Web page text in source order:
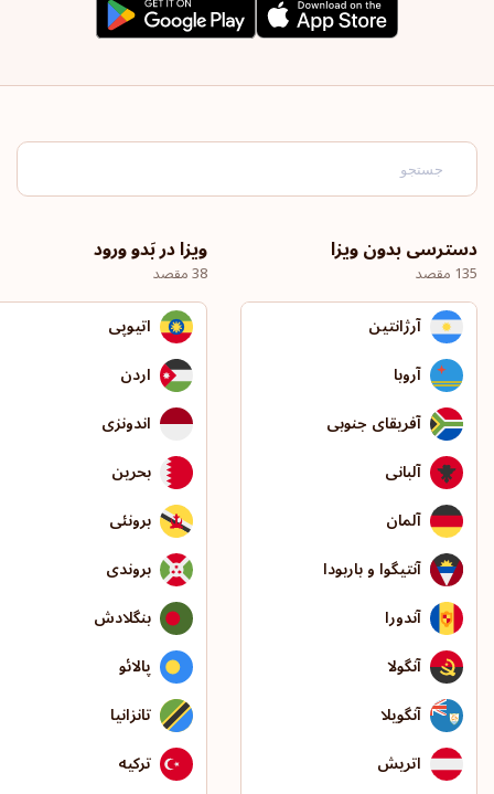
دسترسی بدون ویزا
135 مقصد
آرژانتین
آروبا
آفریقای جنوبی
آلبانی
آلمان
آنتیگوا و باربودا
آندورا
آنگولا
آنگویلا
اتریش
ویزا در بَدو ورود
38 مقصد
اتیوپی
اردن
اندونزی
بحرین
برونئی
بروندی
بنگلادش
پالائو
تانزانیا
ترکیه